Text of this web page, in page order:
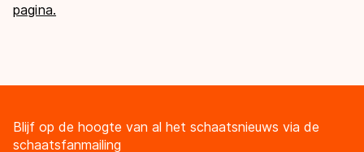
pagina.
Blijf op de hoogte van al het schaatsnieuws via de
schaatsfanmailing